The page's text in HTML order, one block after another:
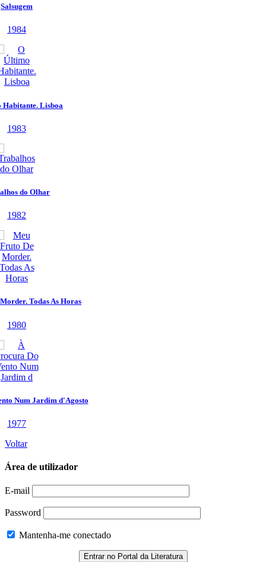
Voltar
Área de utilizador
E-mail
Password
Mantenha-me conectado